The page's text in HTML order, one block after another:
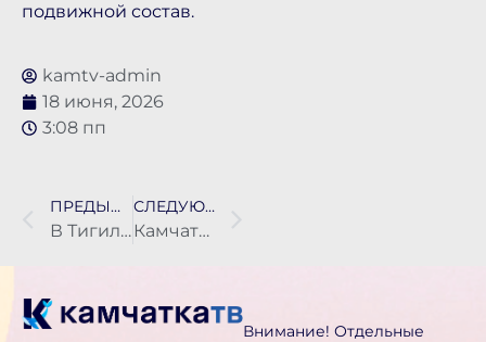
подвижной состав.
kamtv-admin
18 июня, 2026
3:08 пп
ПРЕДЫДУЩАЯ НОВОСТЬ
В Тигильском округе ведётся капремонт ветхих аварийных сетей
СЛЕДУЮЩАЯ НОВОСТЬ
Камчатцев предупредили о новой схеме мошенничества
Внимание! Отдельные